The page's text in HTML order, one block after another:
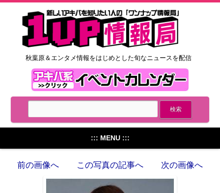
秋葉原＆エンタメ情報をはじめとした旬なニュースを配信
::: MENU :::
前の画像へ この写真の記事へ 次の画像へ